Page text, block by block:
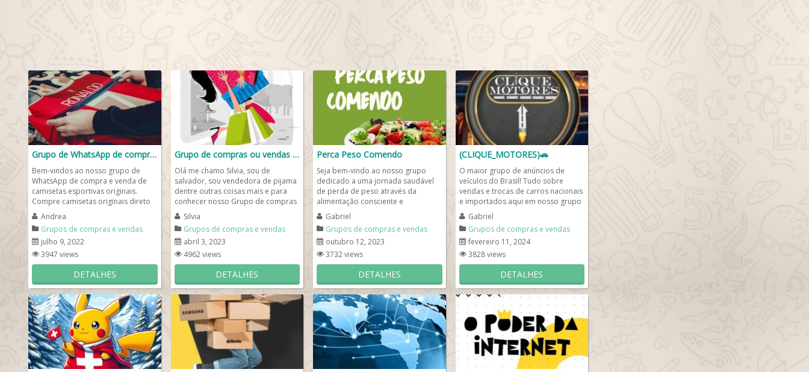
Grupo de WhatsApp de compra e venda
Bem-vindos ao nosso grupo de
WhatsApp de compra e venda de
camisetas esportivas originais.
Compre camisetas originais direto
do fabricante com um bom valor e...
Andrea
Grupos de compras e vendas
julho 9, 2022
3947 views
DETALHES
Grupo de compras ou vendas whatsapp👕
Olá me chamo Silvia, sou de
salvador, sou vendedora de pijama
dentre outras coisas mais e para
conhecer nosso Grupo de compras
ou vendas whatsapp se apresente...
Silvia
Grupos de compras e vendas
abril 3, 2023
4962 views
DETALHES
Perca Peso Comendo
Seja bem-vindo ao nosso grupo
dedicado a uma jornada saudável
de perda de peso através da
alimentação consciente e
equilibrada. Compartilhe dicas,
receitas...
Gabriel
Grupos de compras e vendas
outubro 12, 2023
3732 views
DETALHES
(CLIQUE_MOTORES)🚗
O maior grupo de anúncios de
veículos do Brasil! Tudo sobre
vendas e trocas de carros nacionais
e importados aqui em nosso grupo
de WhatsApp clique motores,...
Gabriel
Grupos de compras e vendas
fevereiro 11, 2024
3828 views
DETALHES